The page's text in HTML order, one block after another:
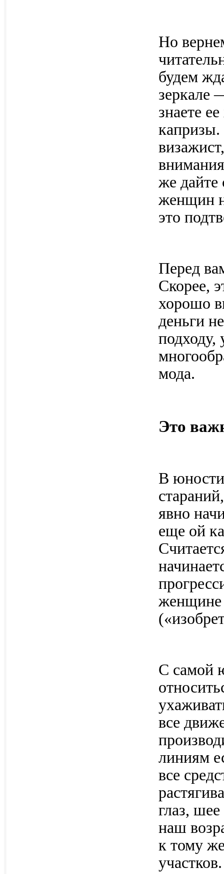
Но
будем
зеркале
знаете
же дайте
женщин
это
Перед
Скорее,
хорошо
деньги
подходу,
мода.
Это
В
явно
еще ой
женщине
С самой
все
линиям
все
глаз,
наш
к тому